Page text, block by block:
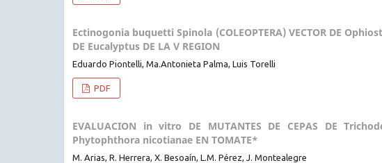
Ectinogonia buquetti Spinola (COLEOPTERA) VECTOR DE
DE Eucalyptus DE LA V REGION
Eduardo Piontelli, Ma.Antonieta Palma, Luis Torelli
PDF
EVALUACION in vitro DE MUTANTES DE CEPAS DE
Phytophthora nicotianae EN TOMATE*
M. Arias, R. Herrera, X. Besoaín, L.M. Pérez, J. Montealegre